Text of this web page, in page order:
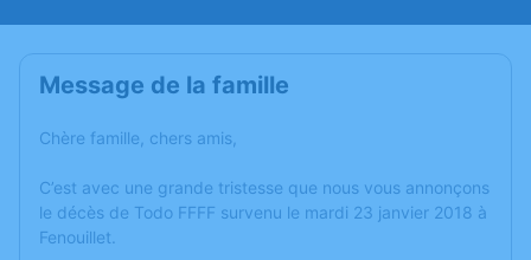
Message de la famille
Chère famille, chers amis,
C’est avec une grande tristesse que nous vous annonçons
le décès de Todo FFFF survenu le mardi 23 janvier 2018 à
Fenouillet.